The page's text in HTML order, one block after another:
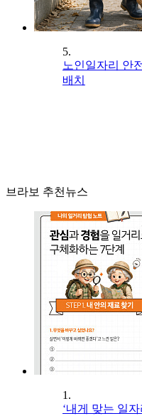
5.
노인일자리 안
배치
브라보 추천뉴스
1.
‘내게 맞는 일